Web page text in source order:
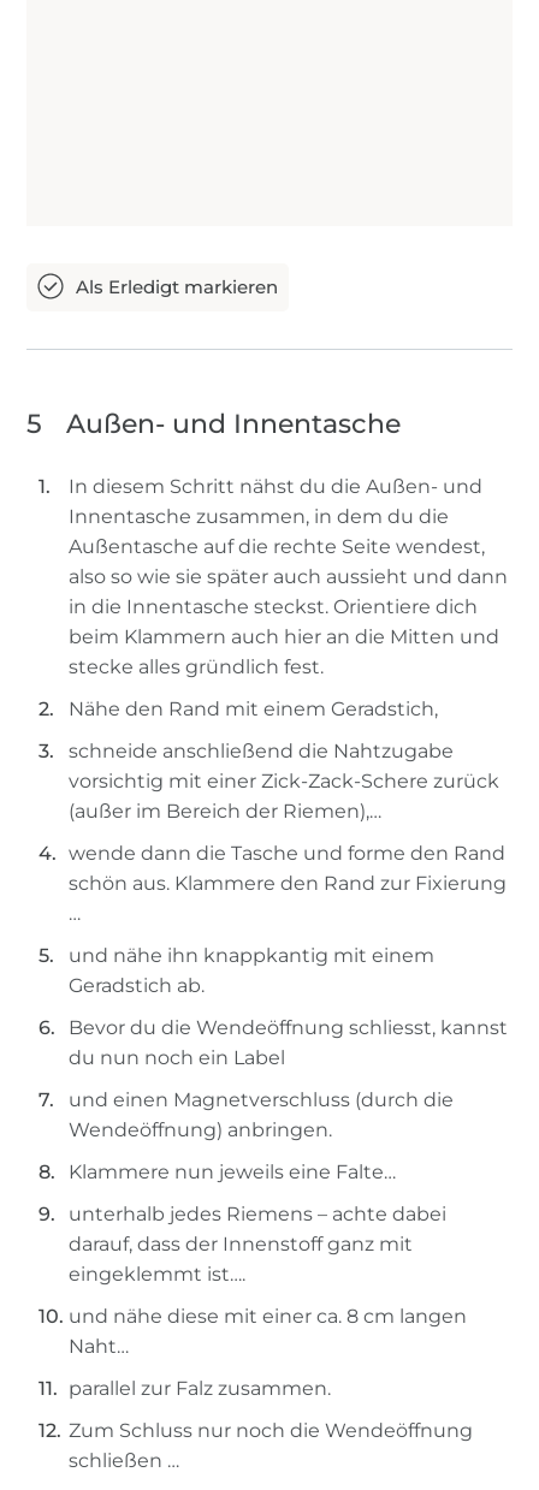
5 Außen- und Innentasche
In diesem Schritt nähst du die Außen- und
Innentasche zusammen, in dem du die
Außentasche auf die rechte Seite wendest,
also so wie sie später auch aussieht und dann
in die Innentasche steckst. Orientiere dich
beim Klammern auch hier an die Mitten und
stecke alles gründlich fest.
Nähe den Rand mit einem Geradstich,
schneide anschließend die Nahtzugabe
vorsichtig mit einer Zick-Zack-Schere zurück
(außer im Bereich der Riemen),…
wende dann die Tasche und forme den Rand
schön aus. Klammere den Rand zur Fixierung
…
und nähe ihn knappkantig mit einem
Geradstich ab.
Bevor du die Wendeöffnung schliesst, kannst
du nun noch ein Label
und einen Magnetverschluss (durch die
Wendeöffnung) anbringen.
Klammere nun jeweils eine Falte…
unterhalb jedes Riemens – achte dabei
darauf, dass der Innenstoff ganz mit
eingeklemmt ist….
und nähe diese mit einer ca. 8 cm langen
Naht…
parallel zur Falz zusammen.
Zum Schluss nur noch die Wendeöffnung
schließen …